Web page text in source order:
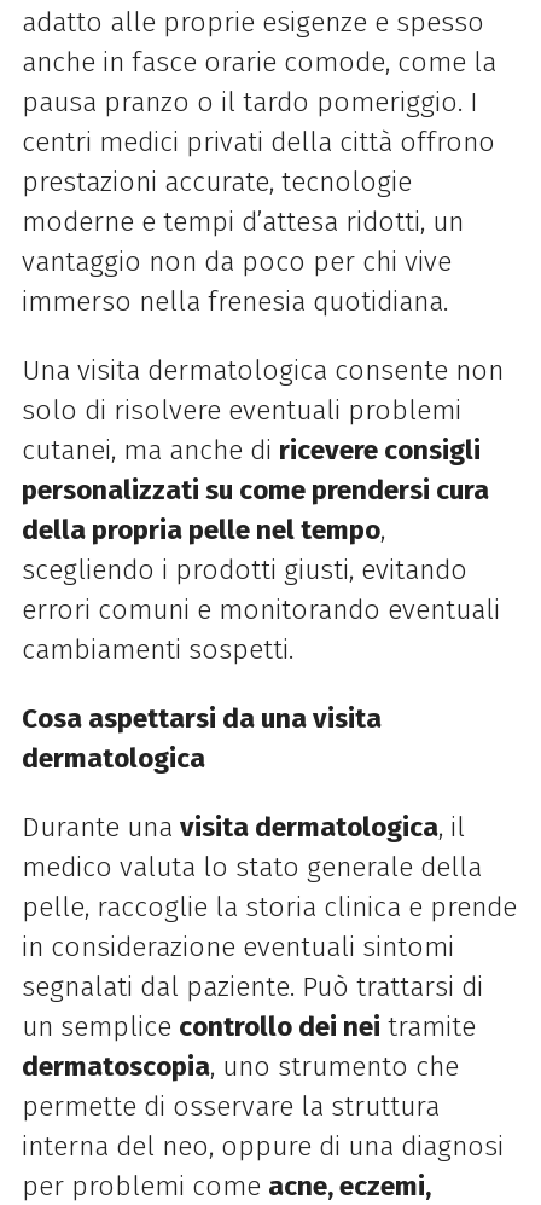
adatto alle proprie esigenze e spesso
anche in fasce orarie comode, come la
pausa pranzo o il tardo pomeriggio. I
centri medici privati della città offrono
prestazioni accurate, tecnologie
moderne e tempi d’attesa ridotti, un
vantaggio non da poco per chi vive
immerso nella frenesia quotidiana.
Una visita dermatologica consente non
solo di risolvere eventuali problemi
cutanei, ma anche di ricevere consigli
personalizzati su come prendersi cura
della propria pelle nel tempo,
scegliendo i prodotti giusti, evitando
errori comuni e monitorando eventuali
cambiamenti sospetti.
Cosa aspettarsi da una visita
dermatologica
Durante una visita dermatologica, il
medico valuta lo stato generale della
pelle, raccoglie la storia clinica e prende
in considerazione eventuali sintomi
segnalati dal paziente. Può trattarsi di
un semplice controllo dei nei tramite
dermatoscopia, uno strumento che
permette di osservare la struttura
interna del neo, oppure di una diagnosi
per problemi come acne, eczemi,